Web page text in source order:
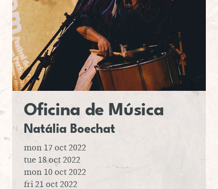
Ofi­cina de Música
Na­tá­lia Bo­e­chat
mon 17 oct 2022
tue 18 oct 2022
mon 10 oct 2022
fri 21 oct 2022